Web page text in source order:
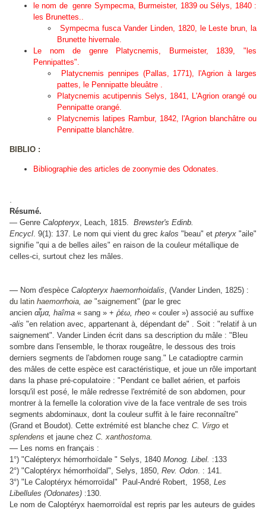
le nom de genre Sympecma, Burmeister, 1839 ou Sélys, 1840 :
les Brunettes..
Sympecmafusca Vander Linden, 1820, le Leste brun, la
Brunette hivernale.
Le nom de genre
Platycnemis, Burmeister, 1839, "les
Pennipattes".
Platycnemis pennipes (Pallas, 1771), l'Agrion à larges
pattes, le Pennipatte bleuâtre .
Platycnemis acutipennis Selys, 1841, L'Agrion orangé ou
Pennipatte orangé.
Platycnemis latipes Rambur, 1842, l'Agrion blanchâtre ou
Pennipatte blanchâtre.
BIBLIO :
Bibliographie des articles de zoonymie des Odonates.
Résumé.
— Genre Calopteryx, Leach, 1815. Brewster's Edinb.
Encycl. 9(1): 137. Le nom qui vient du grec kalos "beau" et pteryx "aile"
signifie "qui a de belles ailes" en raison de la couleur métallique de
celles-ci, surtout chez les mâles.
— Nom d'espèce Calopteryx haemorrhoidalis, (Vander Linden, 1825) :
du latin haemorrhoia, ae "saignement" (par le grec
ancien αἷμα, haîma « sang » + ῥέω, rheo « couler ») associé au suffixe
-alis "en relation avec, appartenant à, dépendant de" . Soit : "relatif à un
saignement". Vander Linden écrit dans sa description du mâle : "Bleu
sombre dans l'ensemble, le thorax rougeâtre, le dessous des trois
derniers segments de l'abdomen rouge sang." Le catadioptre carmin
des mâles de cette espèce est caractéristique, et joue un rôle important
dans la phase pré-copulatoire : "Pendant ce ballet aérien, et parfois
lorsqu'il est posé, le mâle redresse l'extrémité de son abdomen, pour
montrer à la femelle la coloration vive de la face ventrale de ses trois
segments abdominaux, dont la couleur suffit à le faire reconnaître"
(Grand et Boudot). Cette extrémité est blanche chez C. Virgo et
splendens et jaune chez C. xanthostoma.
— Les noms en français :
1°) "Calépteryx hémorrhoïdale " Selys, 1840 Monog. Libel. :133
2°) "Caloptéryx hémorrhoïdal", Selys, 1850, Rev. Odon. : 141.
3°) "Le Caloptéryx hémorroïdal" Paul-André Robert, 1958, Les
Libellules (Odonates) :130.
Le nom de Caloptéryx haemorroïdal est repris par les auteurs de guides